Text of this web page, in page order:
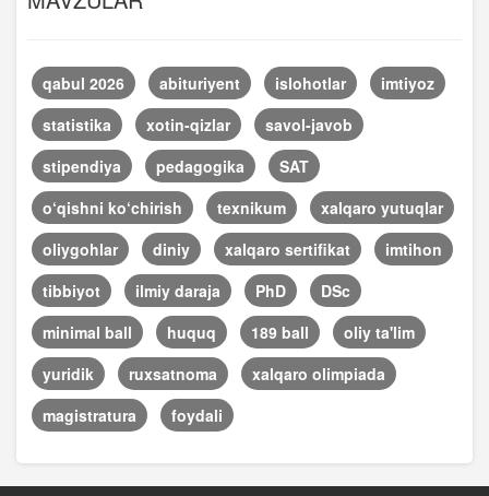
qabul 2026 abituriyent islohotlar
imtiyoz
statistika
xotin-qizlar
savol-javob
stipendiya
pedagogika
SAT
o‘qishni ko‘chirish
texnikum
xalqaro yutuqlar
oliygohlar
diniy xalqaro sertifikat
imtihon
tibbiyot
ilmiy daraja PhD
DSc
minimal ball
huquq 189 ball
oliy ta'lim
yuridik
ruxsatnoma
xalqaro olimpiada
magistratura
foydali